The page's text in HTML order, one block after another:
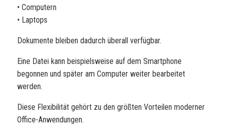
• Computern
• Laptops
Dokumente bleiben dadurch überall verfügbar.
Eine Datei kann beispielsweise auf dem Smartphone
begonnen und später am Computer weiter bearbeitet
werden.
Diese Flexibilität gehört zu den größten Vorteilen moderner
Office-Anwendungen.